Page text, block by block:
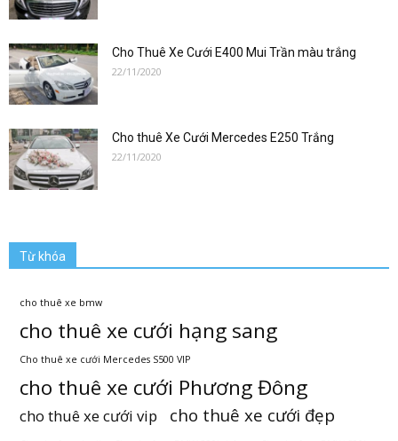
Cho Thuê Xe Cưới E400 Mui Trần màu trắng
22/11/2020
Cho thuê Xe Cưới Mercedes E250 Trắng
22/11/2020
Từ khóa
cho thuê xe bmw
cho thuê xe cưới hạng sang
Cho thuê xe cưới Mercedes S500 VIP
cho thuê xe cưới Phương Đông
cho thuê xe cưới vip cho thuê xe cưới đẹp